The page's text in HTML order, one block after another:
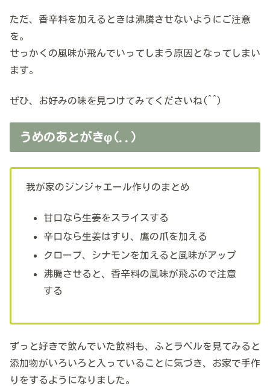
ただ、香辛料を加えるときは沸騰させないようにご注意
を。
せっかくの風味が飛んでいってしまう原因となってしまい
ます。
ぜひ、お好みの味を見つけてみてくださいね(^^)
うめのあとがきφ(..)
我が家のジンジャエール作りのまとめ
甘口なら生姜をスライスする
辛口なら生姜はすり、鷹の爪を加える
クローブ、シナモンを加えると風味がアップ
沸騰させると、香辛料の風味が飛ぶので注意
する
ずっと好きで飲んでいた飲料も、ふとラベルを見てみると
添加物がいろいろと入っていることに気づき、お家で手作
りをするようになりました。